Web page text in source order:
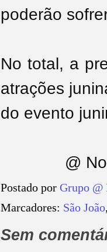
poderão
No total, a
atrações
do evento
@
Postado por Grupo @
Marcadores: São João
Sem